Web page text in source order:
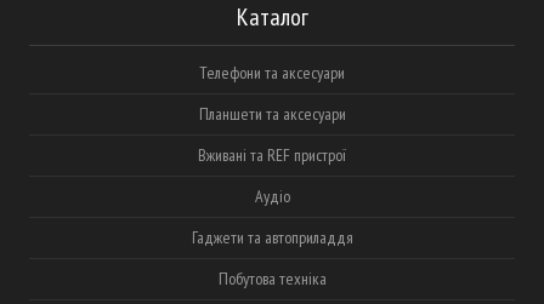
Каталог
Телефони та аксесуари
Планшети та аксесуари
Вживані та REF пристрої
Аудіо
Гаджети та автоприладдя
Побутова техніка